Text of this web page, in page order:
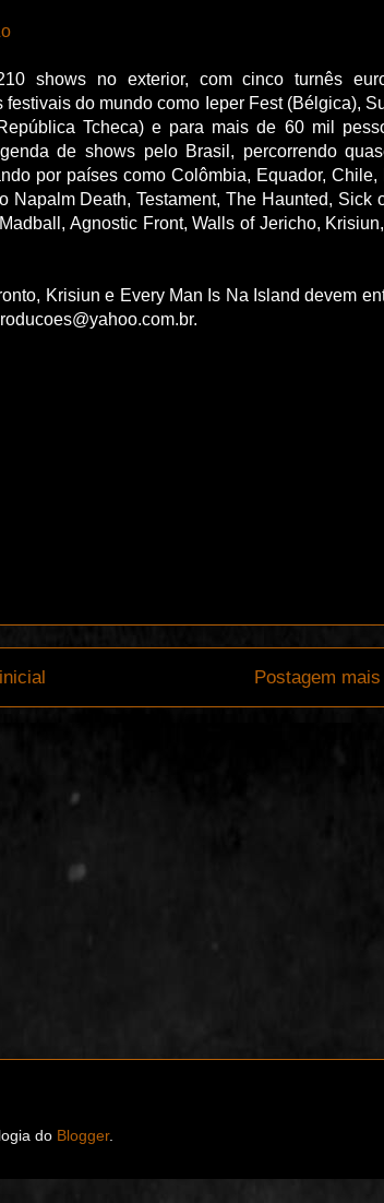
shows no exterior, com cinco turnês
do mundo como Ieper Fest (Bélgica),
Tcheca) e para mais de 60 mil
de shows pelo Brasil, percorrendo
por países como Colômbia, Equador, Chile,
Death, Testament, The Haunted, Sick
Agnostic Front, Walls of Jericho,
Krisiun e Every Man Is Na Island devem
Postagem
do Blogger.